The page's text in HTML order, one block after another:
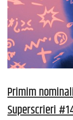
Primim
Superscrieri